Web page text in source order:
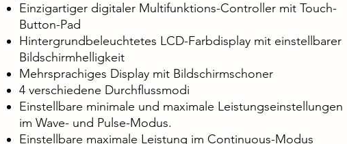
Einzigartiger digitaler Multifunktions-Controller mit Touch-
Button-Pad
Hintergrundbeleuchtetes LCD-Farbdisplay mit einstellbarer
Bildschirmhelligkeit
Mehrsprachiges Display mit Bildschirmschoner
4 verschiedene Durchflussmodi
Einstellbare minimale und maximale Leistungseinstellungen
im Wave- und Pulse-Modus.
Einstellbare maximale Leistung im Continuous-Modus